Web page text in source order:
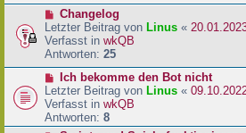
a
g
r
B
e
i
t
a
g
N
e
u
e
r
B
e
i
t
Changelog
Letzter Beitrag von Linus «
Verfasst in wkQB
Antworten: 25
N
e
u
e
r
Ich bekomme den Bot nicht
Letzter Beitrag von Linus «
Verfasst in wkQB
Antworten: 8